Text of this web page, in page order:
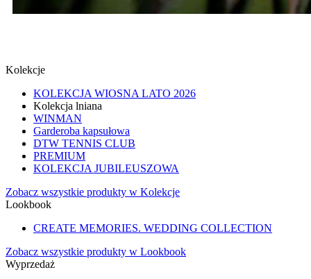
Kolekcje
KOLEKCJA WIOSNA LATO 2026
Kolekcja lniana
WINMAN
Garderoba kapsułowa
DTW TENNIS CLUB
PREMIUM
KOLEKCJA JUBILEUSZOWA
Zobacz wszystkie produkty w Kolekcje
Lookbook
CREATE MEMORIES. WEDDING COLLECTION
Zobacz wszystkie produkty w Lookbook
Wyprzedaż